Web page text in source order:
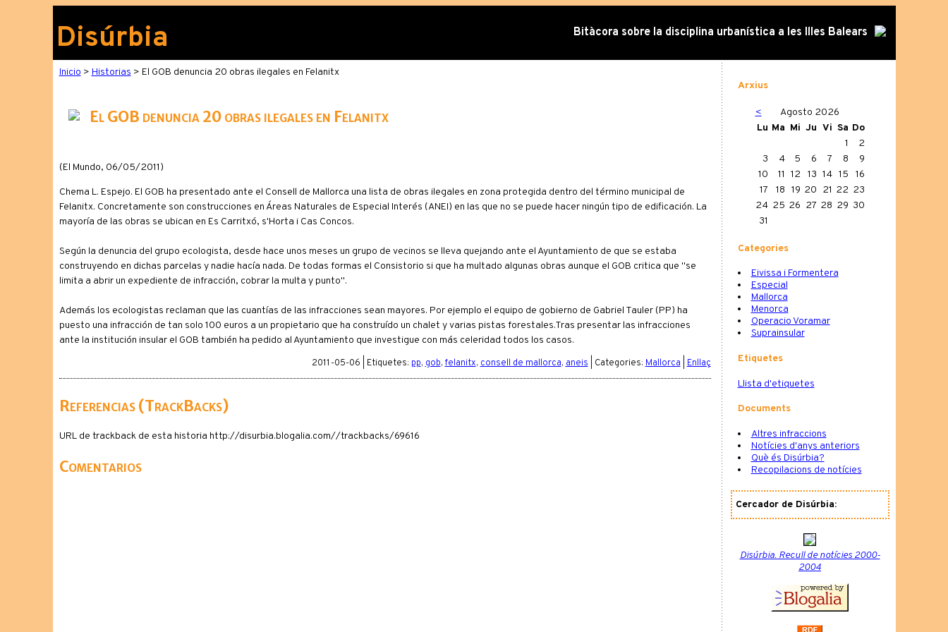
Disúrbia Bitàcora sobre la disciplina urbanística a les Illes Balears
Inicio > Historias > El GOB denuncia 20 obras ilegales en Felanitx
El GOB denuncia 20 obras ilegales en Felanitx
(El Mundo, 06/05/2011)
Chema L. Espejo. El GOB ha presentado ante el Consell de Mallorca una lista de obras ilegales en zona protegida dentro del término municipal de
Felanitx. Concretamente son construcciones en Áreas Naturales de Especial Interés (ANEI) en las que no se puede hacer ningún tipo de edificación. La
mayoría de las obras se ubican en Es Carritxó, s'Horta i Cas Concos.
Según la denuncia del grupo ecologista, desde hace unos meses un grupo de vecinos se lleva quejando ante el Ayuntamiento de que se estaba
construyendo en dichas parcelas y nadie hacía nada. De todas formas el Consistorio si que ha multado algunas obras aunque el GOB critica que "se
limita a abrir un expediente de infracción, cobrar la multa y punto".
Además los ecologistas reclaman que las cuantías de las infracciones sean mayores. Por ejemplo el equipo de gobierno de Gabriel Tauler (PP) ha
puesto una infracción de tan solo 100 euros a un propietario que ha construído un chalet y varias pistas forestales.Tras presentar las infracciones
ante la institución insular el GOB también ha pedido al Ayuntamiento que investigue con más celeridad todos los casos.
2011-05-06 | Etiquetes: pp, gob, felanitx, consell de mallorca, aneis | Categories: Mallorca Enllaç
Referencias (TrackBacks)
URL de trackback de esta historia http://disurbia.blogalia.com//trackbacks/69616
Comentarios
Arxius
<
Agosto 2026
Lu Ma Mi Ju Vi Sa Do
1
2
3
4 5 6 7 8
9
10
11 12 13 14 15
16
17
18 19 20 21 22 23
24 25 26 27 28 29 30
31
Categories
Eivissa i Formentera
Especial
Mallorca
Menorca
Operacio Voramar
Suprainsular
Etiquetes
Llista d'etiquetes
Documents
Altres infraccions
Notícies d'anys anteriors
Què és Disúrbia?
Recopilacions de notícies
Cercador de Disúrbia:
Disúrbia. Recull de notícies 2000-
2004